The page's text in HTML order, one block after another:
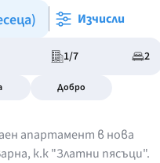
Изчисли
1/7 2
Добро
апартамент в нова
к.к "Златни пясъци".